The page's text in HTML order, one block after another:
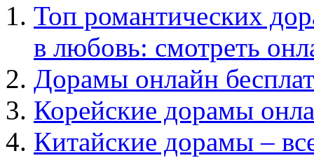
Топ романтических
в любовь: смотреть
Дорамы онлайн
Корейские дорамы
Китайские дорамы –